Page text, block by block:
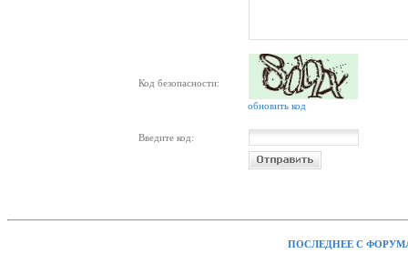
Код безопасности:
обновить код
Введите код:
ПОСЛЕДНЕЕ С